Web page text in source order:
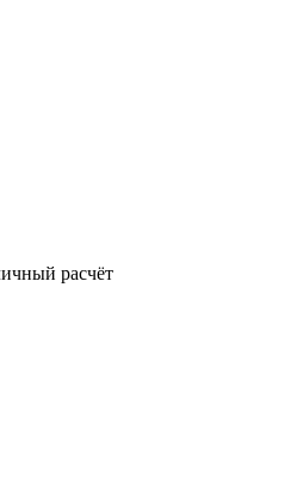
расчёт